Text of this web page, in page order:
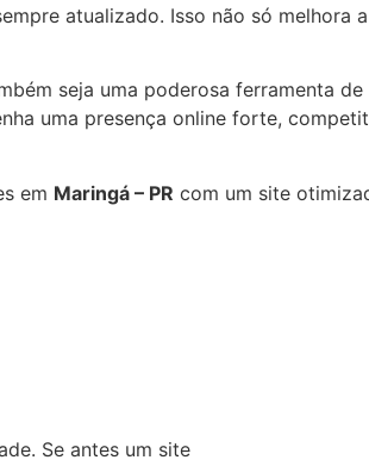
atualizado. Isso não só melhora
seja uma poderosa ferramenta
uma presença online forte,
em Maringá – PR com um site
Se antes um site